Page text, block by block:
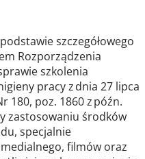
szczegółowego
Rozporządzenia
szkolenia
pracy z dnia 27 lipca
180, poz. 1860 z późn.
zastosowaniu środków
specjalnie
filmów oraz